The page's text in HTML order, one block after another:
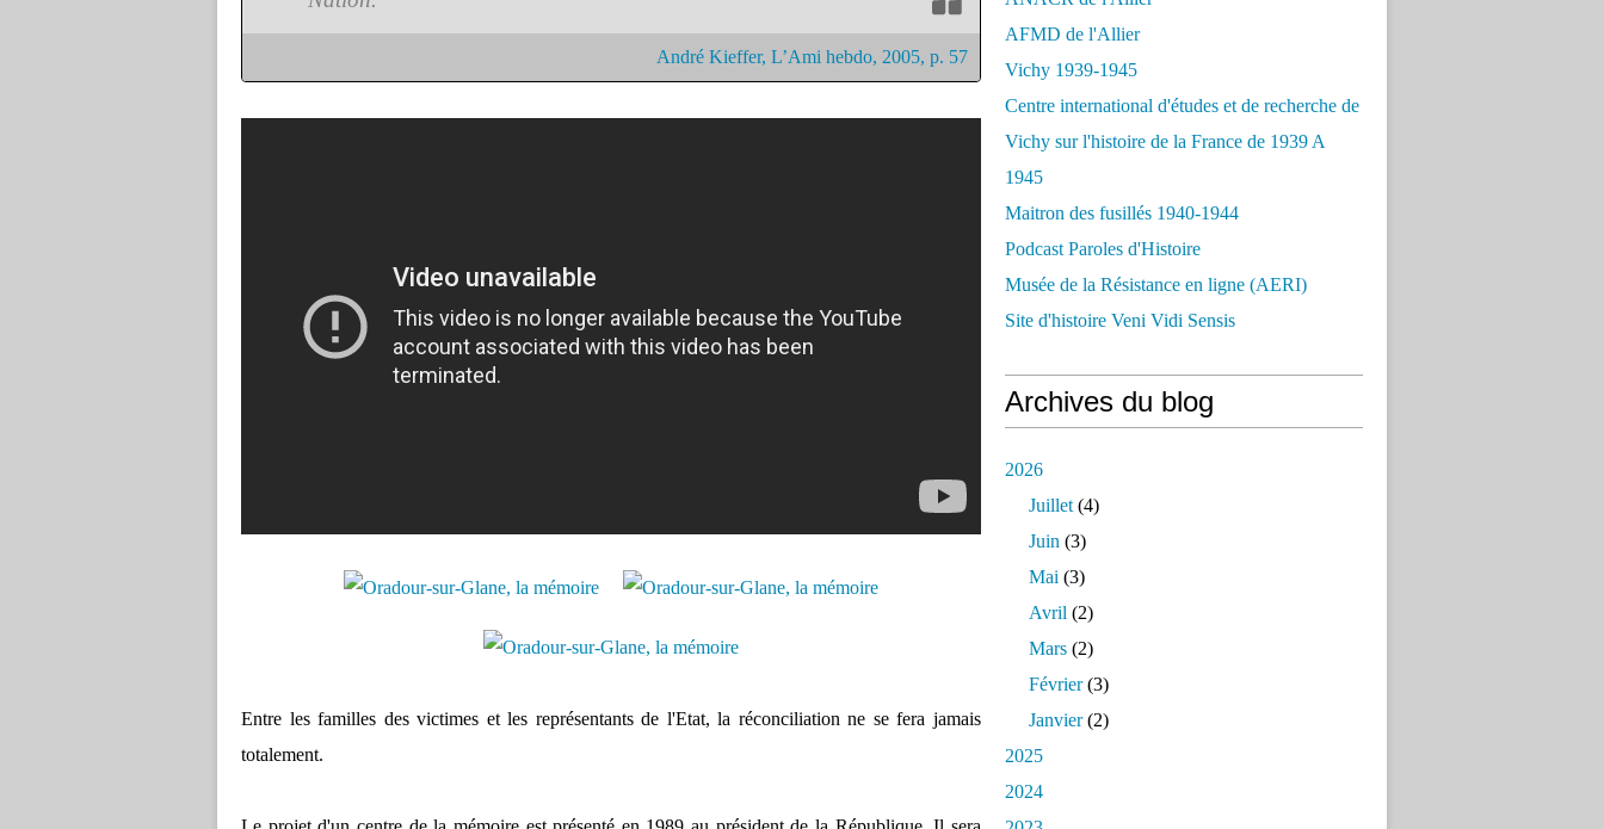
André Kieffer, L’Ami hebdo, 2005, p. 57
Entre les familles des victimes et les représentants de l'Etat, la réconciliation ne se fera jamais
totalement.
AFMD de l'Allier
Vichy 1939-1945
Centre international d'études et de recherche de
Vichy sur l'histoire de la France de 1939 A
1945
Maitron des fusillés 1940-1944
Podcast Paroles d'Histoire
Musée de la Résistance en ligne (AERI)
Site d'histoire Veni Vidi Sensis
Archives du blog
2026
Juillet (4)
Juin (3)
Mai (3)
Avril (2)
Mars (2)
Février(3)
Janvier(2)
2025
2024